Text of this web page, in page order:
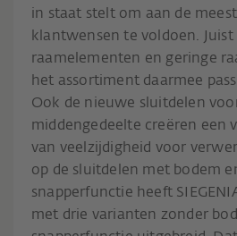
in staat stelt om aan de
klantwensen te voldoen.
raamelementen en geringe
het assortiment daarmee
Ook de nieuwe sluitdelen
middengedeelte creëren een
van veelzijdigheid voor
op de sluitdelen met bodem
snapperfunctie heeft
met drie varianten zonder